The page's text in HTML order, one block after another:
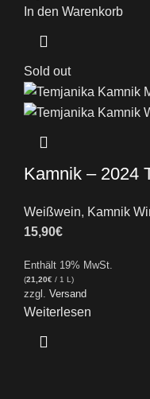
In den Warenkorb
Sold out
Kamnik – 2024
Weißwein, Kamnik
15,90€
Enthält 19% MwSt.
(21,20€ / 1 L)
zzgl. Versand
Weiterlesen